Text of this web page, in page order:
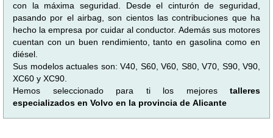
con la máxima seguridad. Desde el cinturón de seguridad,
pasando por el airbag, son cientos las contribuciones que ha
hecho la empresa por cuidar al conductor. Además sus motores
cuentan con un buen rendimiento, tanto en gasolina como en
diésel.
Sus modelos actuales son: V40, S60, V60, S80, V70, S90, V90,
XC60 y XC90.
Hemos seleccionado para ti los mejores talleres
especializados en Volvo en la provincia de Alicante